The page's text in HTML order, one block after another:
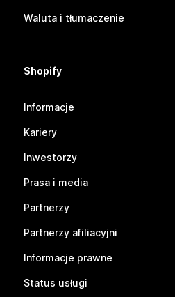
Waluta i tłumaczenie
Shopify
Informacje
Kariery
Inwestorzy
Prasa i media
Partnerzy
Partnerzy afiliacyjni
Informacje prawne
Status usługi